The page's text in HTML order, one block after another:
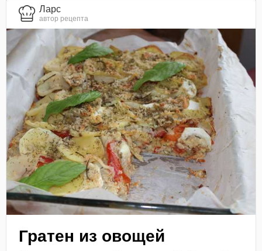
Ларс
автор рецепта
Гратен из овощей